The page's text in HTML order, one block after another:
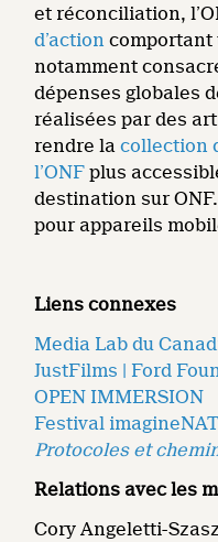
et réconciliation,
d’action comportant
notamment
dépenses globales
réalisées par des
rendre lacollection
l’ONF plus
destination sur
pour appareils
Liens connexes
Media Lab du
JustFilms | Ford
OPEN IMMERSION
Festival
Protocoles et
Relations avec les
Cory Angeletti-Szasz